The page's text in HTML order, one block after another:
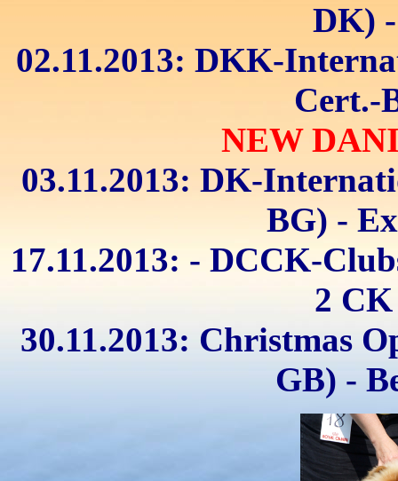
DK)
02.11.2013: DKK-
Cert.-
NEW
03.11.2013: DK-
BG) -
17.11.2013: - DCCK-
2
30.11.2013: Christmas
GB) -